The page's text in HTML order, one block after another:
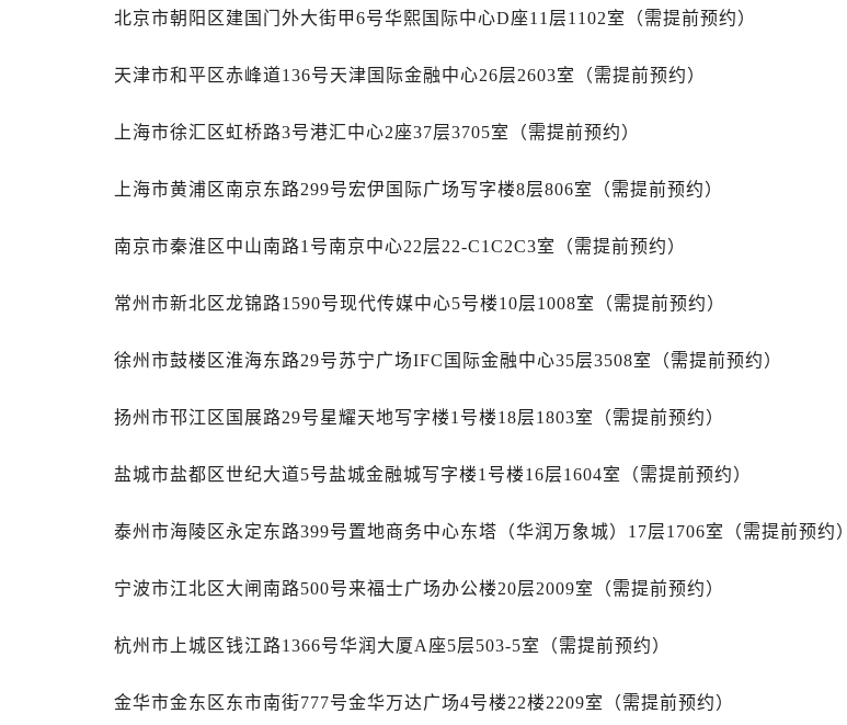
昆明市盘龙区北京路928号同德昆明广场写字楼10层06室（需提前预约）
西安市碑林区南关正街88号华侨城长安国际中心E座6楼10室（需提前预约）
唐山市路南区新华东道100号万达广场写字楼A座10层1002室（需提前预约）
台州市椒江区东海大道1800号腾达中心东1幢20楼2002室（需提前预约）
甘肃省兰州市七里河区西津西路16号兰州中心写字楼21层2102室（需提前预约）
黑龙江省大庆市萨尔图区会战大街万国售后服务中心（需提前预约）
黑龙江省黑河市爱辉区中央街万国售后服务中心（需提前预约）
黑龙江省佳木斯市向阳区长安路万国售后服务中心（需提前预约）
黑龙江省七台河市桃山区大同街万国售后服务中心（需提前预约）
黑龙江省双鸭山市尖山区新兴大街万国售后服务中心（需提前预约）
黑龙江省绥化市北林区新华街与康庄路交叉口万国售后服务中心（需提前预约）
吉林省白城市洮北区明仁南街万国售后服务中心（需提前预约）
吉林省吉林市船营区河南街万国售后服务中心（需提前预约）
北京市朝阳区建国门外大街甲6号华熙国际中心D座11层1102室（需提前预约）
天津市和平区赤峰道136号天津国际金融中心26层2603室（需提前预约）
上海市徐汇区虹桥路3号港汇中心2座37层3705室（需提前预约）
上海市黄浦区南京东路299号宏伊国际广场写字楼8层806室（需提前预约）
南京市秦淮区中山南路1号南京中心22层22-C1C2C3室（需提前预约）
常州市新北区龙锦路1590号现代传媒中心5号楼10层1008室（需提前预约）
徐州市鼓楼区淮海东路29号苏宁广场IFC国际金融中心35层3508室（需提前预约）
扬州市邗江区国展路29号星耀天地写字楼1号楼18层1803室（需提前预约）
盐城市盐都区世纪大道5号盐城金融城写字楼1号楼16层1604室（需提前预约）
泰州市海陵区永定东路399号置地商务中心东塔（华润万象城）17层1706室（需提前预约）
宁波市江北区大闸南路500号来福士广场办公楼20层2009室（需提前预约）
杭州市上城区钱江路1366号华润大厦A座5层503-5室（需提前预约）
金华市金东区东市南街777号金华万达广场4号楼22楼2209室（需提前预约）